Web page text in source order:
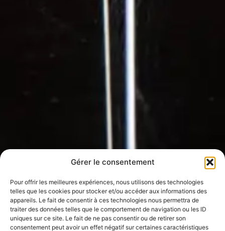
Gérer le consentement
Pour offrir les meilleures expériences, nous utilisons des technologies
telles que les cookies pour stocker et/ou accéder aux informations des
appareils. Le fait de consentir à ces technologies nous permettra de
traiter des données telles que le comportement de navigation ou les ID
uniques sur ce site. Le fait de ne pas consentir ou de retirer son
consentement peut avoir un effet négatif sur certaines caractéristiques